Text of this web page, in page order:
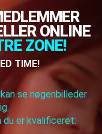
ONLINE
ZONE!
TIME!
se nøgenbilleder
du er kvalificeret: